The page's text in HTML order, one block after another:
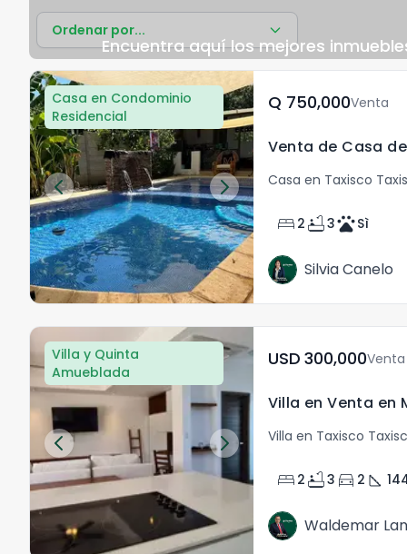
Encuentra aquí los mejores
Ordenar por...
Casa en Condominio
Residencial
Q	750,000Venta
Casa en Taxisco
bed 2 bathtub3petsSì
Silvia Canelo
Villa y Quinta
Amueblada
USD	300,000Venta
Villa en Venta en
Villa en Taxisco
bed 2 bathtub3 directions_car 2 square_foot
Waldemar